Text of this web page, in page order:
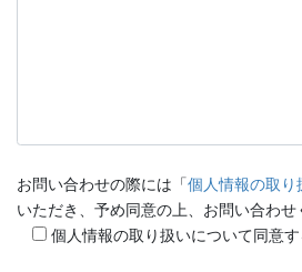
お問い合わせの際には「個人情報の取り
いただき、予め同意の上、お問い合わせ
個人情報の取り扱いについて同意す